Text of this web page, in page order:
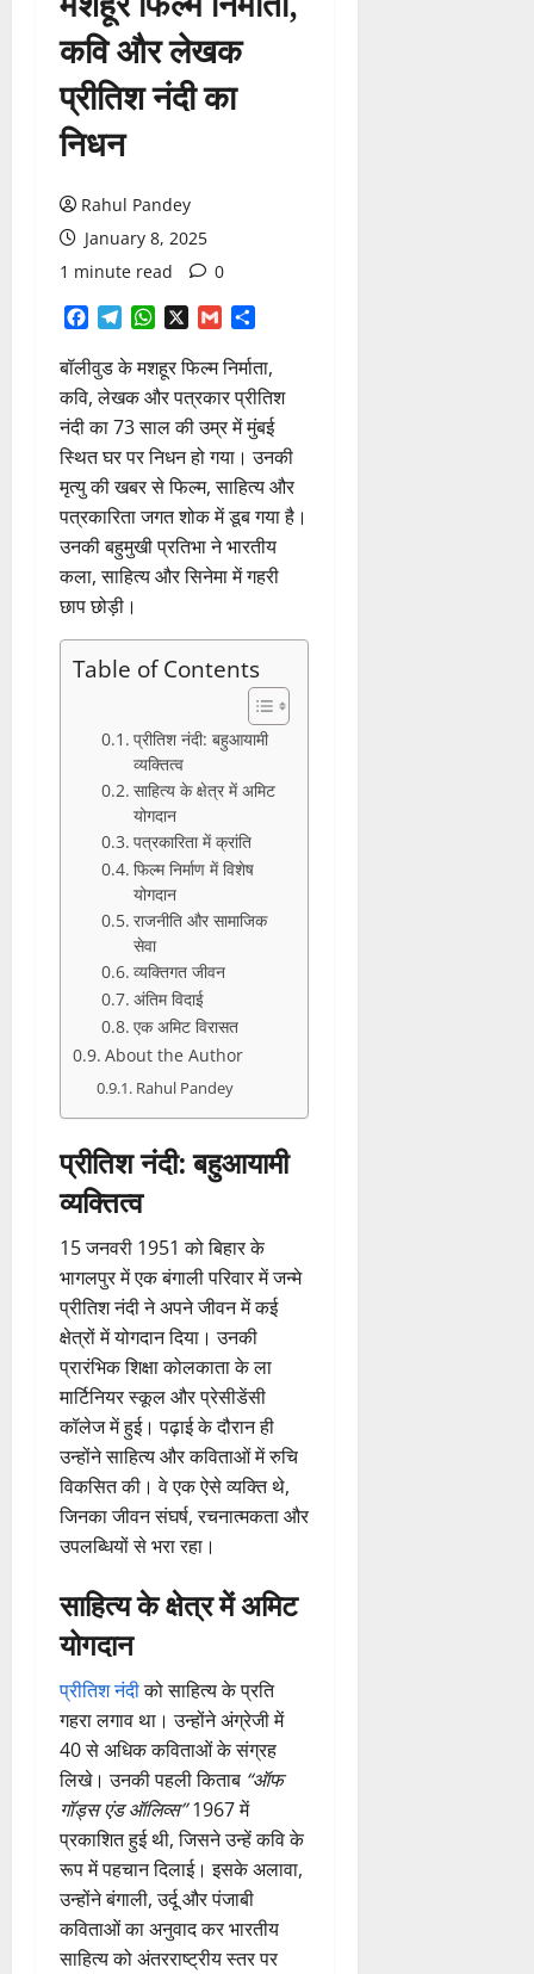
कवि और लेखक
प्रीतिश नंदी का
निधन
Rahul Pandey
January 8, 2025
1 minute read
0
Facebook
TelegramWhatsAppGmail
बॉलीवुड के मशहूर फिल्म निर्माता,
कवि, लेखक और पत्रकार प्रीतिश
नंदी का 73 साल की उम्र में मुंबई
स्थित घर पर निधन हो गया। उनकी
मृत्यु की खबर से फिल्म, साहित्य और
पत्रकारिता जगत शोक में डूब गया है।
उनकी बहुमुखी प्रतिभा ने भारतीय
कला, साहित्य और सिनेमा में गहरी
छाप छोड़ी।
Table of Contents
प्रीतिश नंदी: बहुआयामी
व्यक्तित्व
साहित्य के क्षेत्र में अमिट
योगदान
पत्रकारिता में क्रांति
फिल्म निर्माण में विशेष
योगदान
राजनीति और सामाजिक
सेवा
व्यक्तिगत जीवन
अंतिम विदाई
एक अमिट विरासत
About the Author
Rahul Pandey
प्रीतिश नंदी: बहुआयामी
व्यक्तित्व
15 जनवरी 1951 को बिहार के
भागलपुर में एक बंगाली परिवार में जन्मे
प्रीतिश नंदी ने अपने जीवन में कई
क्षेत्रों में योगदान दिया। उनकी
प्रारंभिक शिक्षा कोलकाता के ला
मार्टिनियर स्कूल और प्रेसीडेंसी
कॉलेज में हुई। पढ़ाई के दौरान ही
उन्होंने साहित्य और कविताओं में रुचि
विकसित की। वे एक ऐसे व्यक्ति थे,
जिनका जीवन संघर्ष, रचनात्मकता और
उपलब्धियों से भरा रहा।
साहित्य के क्षेत्र में अमिट
योगदान
प्रीतिश नंदीको साहित्य के प्रति
गहरा लगाव था। उन्होंने अंग्रेजी में
40 से अधिक कविताओं के संग्रह
लिखे। उनकी पहली किताब “ऑफ
गॉड्स एंड ऑलिव्स”1967 में
प्रकाशित हुई थी, जिसने उन्हें कवि के
रूप में पहचान दिलाई। इसके अलावा,
उन्होंने बंगाली, उर्दू और पंजाबी
कविताओं का अनुवाद कर भारतीय
साहित्य को अंतरराष्ट्रीय स्तर पर